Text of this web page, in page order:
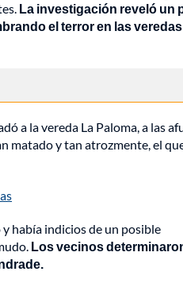
La investigación reveló un
el terror en las veredas
a la vereda La Paloma, a las
matado y tan atrozmente, el
había indicios de un posible
Los vecinos